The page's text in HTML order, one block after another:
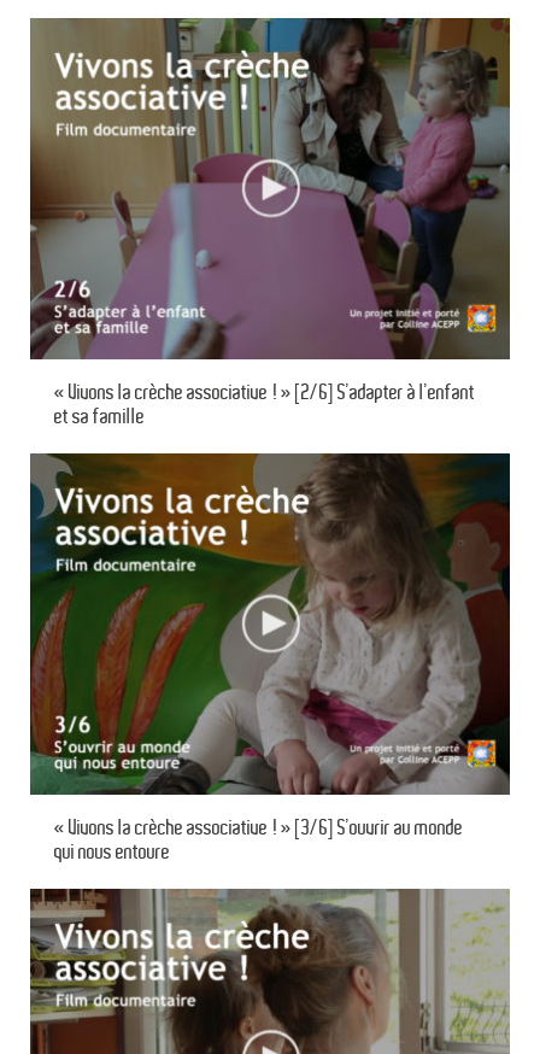
« Vivons la crèche associative ! » [2/6] S’adapter à l’enfant
et sa famille
« Vivons la crèche associative ! » [3/6] S’ouvrir au monde
qui nous entoure